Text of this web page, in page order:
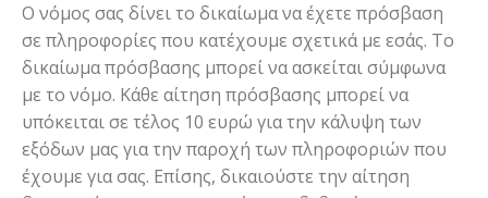
Ο νόμος σας δίνει το δικαίωμα να έχετε πρόσβαση
σε πληροφορίες που κατέχουμε σχετικά με εσάς. Το
δικαίωμα πρόσβασης μπορεί να ασκείται σύμφωνα
με το νόμο. Κάθε αίτηση πρόσβασης μπορεί να
υπόκειται σε τέλος 10 ευρώ για την κάλυψη των
εξόδων μας για την παροχή των πληροφοριών που
έχουμε για σας. Επίσης, δικαιούστε την αίτηση